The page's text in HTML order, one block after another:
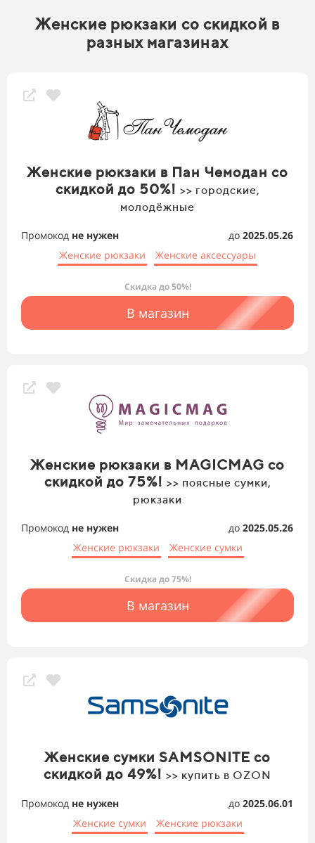
Женские рюкзаки со скидкой в
разных магазинах
Женские рюкзаки в Пан Чемодан со
скидкой до 50%! >> городские,
молодёжные
Промокод не нужен до 2025.05.26
Женские рюкзаки
Женские аксессуары
Скидка до 50%!
В магазин
Женские рюкзаки в MAGICMAG со
скидкой до 75%! >> поясные сумки,
рюкзаки
Промокод не нужен до 2025.05.26
Женские рюкзаки
Женские сумки
Скидка до 75%!
В магазин
Женские сумки SAMSONITE со
скидкой до 49%! >> купить в OZON
Промокод не нужен до 2025.06.01
Женские сумки
Женские рюкзаки